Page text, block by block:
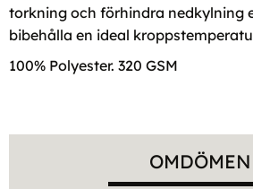
torkning och förhindra nedkylning
bibehålla en ideal
100% Polyester. 320 GSM
OMDÖMEN